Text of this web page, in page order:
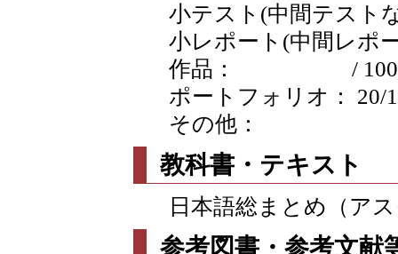
小テスト(中間テスト
小レポート(中間レポ
作品： / 100
ポートフォリオ： 20/
その他：
教科書・テキスト
日本語総まとめ（ア
参考図書・参考文献